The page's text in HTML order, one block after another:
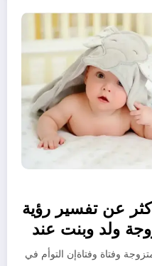
عن تفسير رؤية
ولد وبنت عند
وفتاة وفتاةإن التوأم في